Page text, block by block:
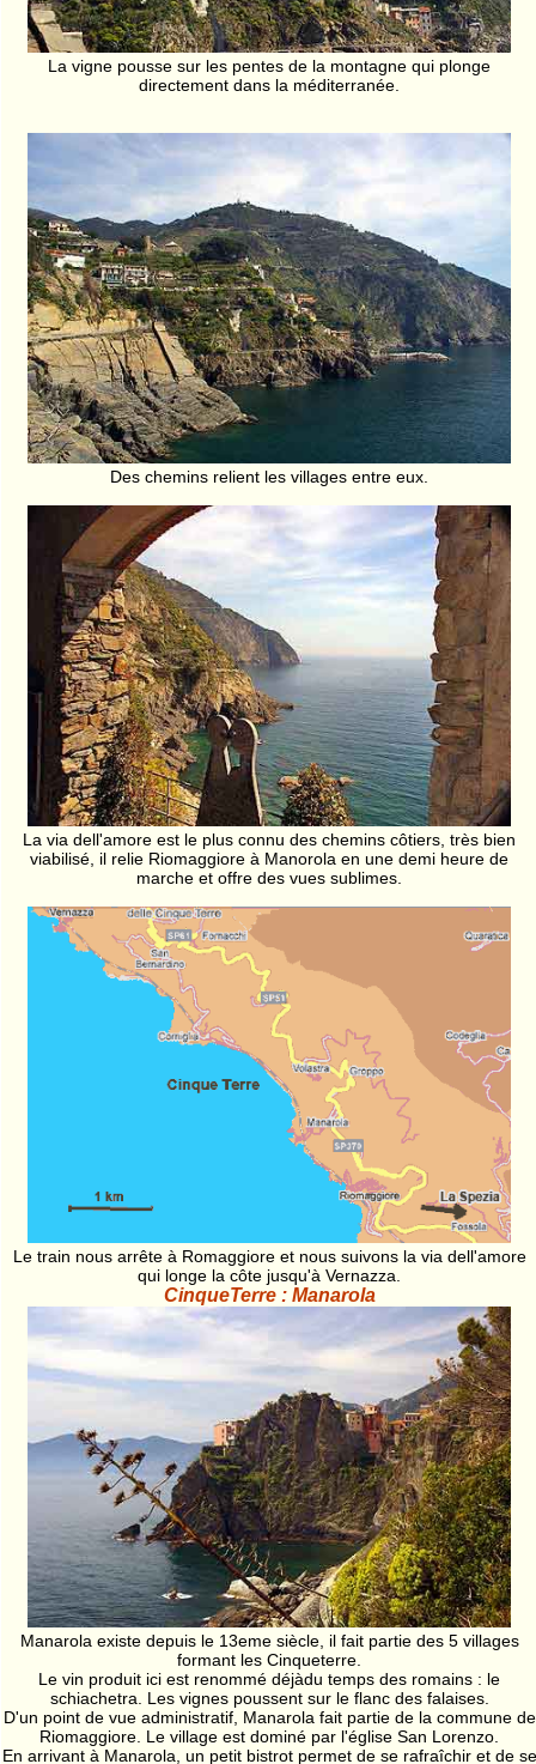
La vigne pousse sur les pentes de la montagne qui plonge
directement dans la méditerranée.
Des chemins relient les villages entre eux.
La via dell'amore est le plus connu des chemins côtiers, très bien
viabilisé, il relie Riomaggiore à Manorola en une demi heure de
marche et offre des vues sublimes.
Le train nous arrête à Romaggiore et nous suivons la via dell'amore
qui longe la côte jusqu'à Vernazza.
CinqueTerre : Manarola
Manarola existe depuis le 13eme siècle, il fait partie des 5 villages
formant les Cinqueterre.
Le vin produit ici est renommé déjàdu temps des romains : le
schiachetra. Les vignes poussent sur le flanc des falaises.
D'un point de vue administratif, Manarola fait partie de la commune de
Riomaggiore. Le village est dominé par l'église San Lorenzo.
En arrivant à Manarola, un petit bistrot permet de se rafraîchir et de se